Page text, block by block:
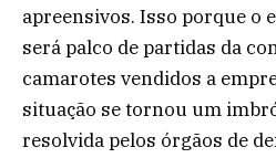
apreensivos. Isso porque o
será palco de partidas da
camarotes vendidos a
situação se tornou um
resolvida pelos órgãos de